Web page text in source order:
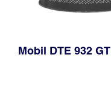
Mobil DTE 932 GT